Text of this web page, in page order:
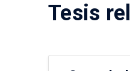
Tesis